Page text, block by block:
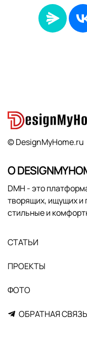
© DesignMyHome.ru
О
DMH - это
творящих, ищущих и
стильные и
СТАТЬИ
ПРОЕКТЫ
ФОТО
ОБРАТНАЯ СВЯЗЬ